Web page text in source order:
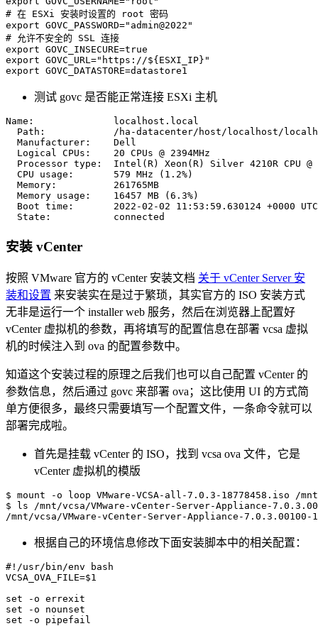
# 在 ESXi 安装时设置的 root 密码
export GOVC_PASSWORD="admin@2022"
# 允许不安全的 SSL 连接
export GOVC_INSECURE=
export GOVC_URL="https://${ESXI_IP} "
export GOVC_DATASTORE=datastore1
测试 govc 是否能正常连接 ESXi 主机
Name:              localhost.local
Path:            /ha-datacenter/host/localhost/
  Manufacturer:    Dell
  Logical CPUs:
20 CPUs @ 2394MHz
  Processor type:  Intel
( R) Xeon ( R)
Silver 4210R CPU @
  CPU usage:
579 MHz ( 1.2%)
  Memory:          261765MB
  Memory usage:
16457 MB ( 6.3%)
  Boot time:
2022 -02-02 11 :53:59.630124 +0000 UTC
  State:           connected
安装 vCenter
按照 VMware 官方的 vCenter 安装文档 关于 vCenter Server 安
装和设置 来安装实在是过于繁琐，其实官方的 ISO 安装方式
无非是运行一个 installer web 服务，然后在浏览器上配置好
vCenter 虚拟机的参数，再将填写的配置信息在部署 vcsa 虚拟
机的时候注入到 ova 的配置参数中。
知道这个安装过程的原理之后我们也可以自己配置 vCenter 的
参数信息，然后通过 govc 来部署 ova；这比使用 UI 的方式简
单方便很多，最终只需要填写一个配置文件，一条命令就可以
部署完成啦。
首先是挂载 vCenter 的 ISO，找到 vcsa ova 文件，它是
vCenter 虚拟机的模版
$ mount -o loop VMware-VCSA-all-7.0.3-18778458.iso /mnt
$
ls /mnt/vcsa/VMware-vCenter-Server-Appliance-
/mnt/vcsa/VMware-vCenter-Server-Appliance-7.0.3.00100-
根据自己的环境信息修改下面安装脚本中的相关配置：
#!/usr/bin/env bash
VCSA_OVA_FILE=$1
set
-o
set
-o
set
-o pipefail